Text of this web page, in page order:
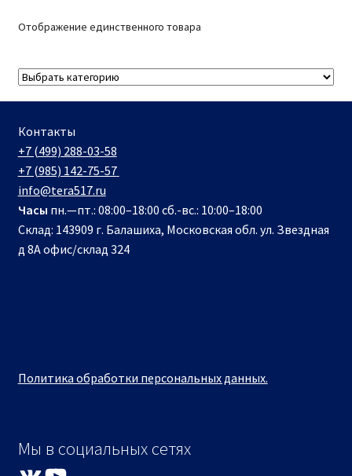
Отображение единственного товара
Контакты
+7 (499) 288-03-58
+7 (985) 142-75-57
info@tera517.ru
Часы пн.—пт.: 08:00–18:00 сб.-вс.: 10:00–18:00
Склад: 143909 г. Балашиха, Московская обл. ул. Звездная
д 8А офис/склад 324
Политика обработки персональных данных.
Мы в социальных сетях
VK YouTube